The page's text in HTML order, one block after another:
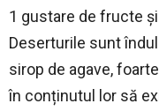
1 gustare de fructe
Deserturile sunt
sirop de agave,
în conținutul lor să